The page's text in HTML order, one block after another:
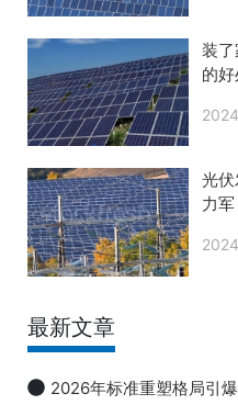
装
的好
光
力军
最新文章
2026年标准重塑格局引